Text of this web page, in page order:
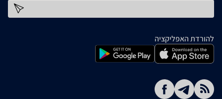
להורדת האפליקציה